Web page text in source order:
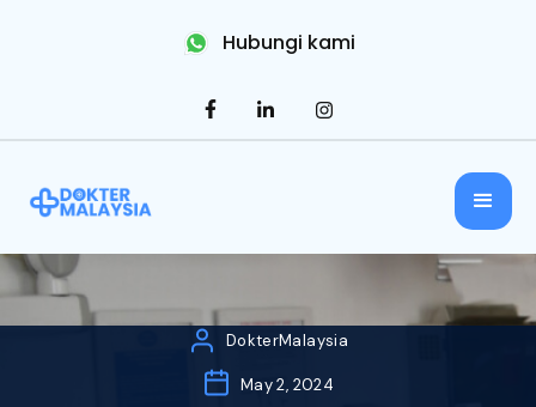
Hubungi kami
DokterMalaysia
May 2, 2024